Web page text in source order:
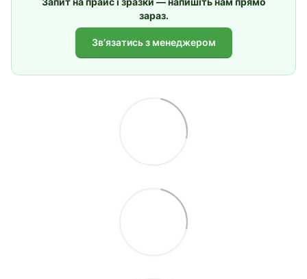
зараз.
Звʼязатись з менеджером